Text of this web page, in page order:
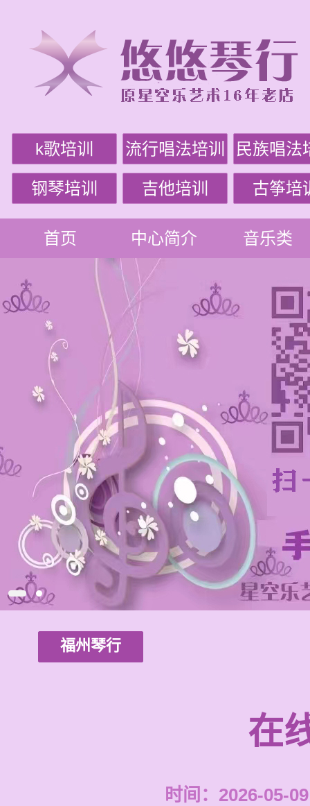
k歌培训 流行唱法培训 民族唱法
钢琴培训 吉他培训 古筝培
首页 中心简介 音乐类
福州琴行
在
时间：2026-05-